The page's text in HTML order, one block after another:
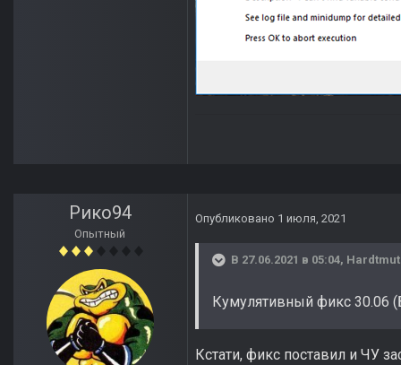
Рико94
Опытный
Опубликовано 1 июля, 2021
В 27.06.2021 в 05:04,
Кумулятивный фикс 30.06
Кстати, фикс поставил и ЧУ